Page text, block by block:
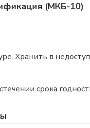
(МКБ-10)
Хранить в
срока